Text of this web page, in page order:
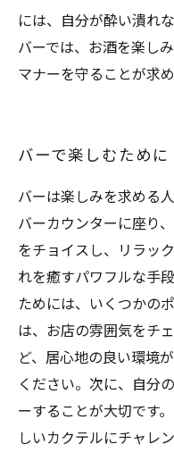
には、自分が酔い潰れ
バーでは、お酒を楽し
マナーを守ることが求め
バーで楽しむために
バーは楽しみを求める
バーカウンターに座り
をチョイスし、リラッ
れを癒すパワフルな手
ためには、いくつかの
は、お店の雰囲気をチ
ど、居心地の良い環境
ください。次に、自分
ーすることが大切です
しいカクテルにチャレ